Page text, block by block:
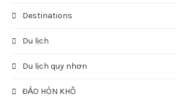
Destinations
Du lịch
Du lịch quy nhơn
ĐẢO HÒN KHÔ